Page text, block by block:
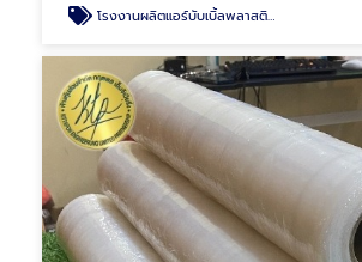
โรงงานผลิตแอร์บับเบิ้ลพลาสติก